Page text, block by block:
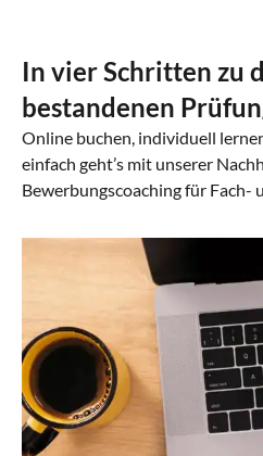
In vier Schritten zu
bestandenen
Online buchen, individuell
einfach geht’s mit unserer
Bewerbungscoaching für Fach-